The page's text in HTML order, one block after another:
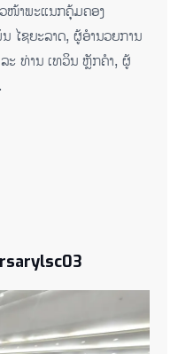
ໜ້າພະແນກຄຸ້ມຄອງ
ໄຊຍະລາດ, ຜູ້ອໍານວຍການ
ະ ທ່ານ ເທວິນ ຫຼັກຄໍາ, ຜູ້